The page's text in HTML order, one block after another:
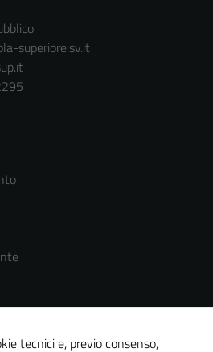
superiore.sv.it
tecnici e, previo consenso,
Questi cookie
informazioni